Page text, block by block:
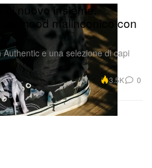
di nuovo insieme:
mood malinconico con
e una selezione di capi
3.5K 0